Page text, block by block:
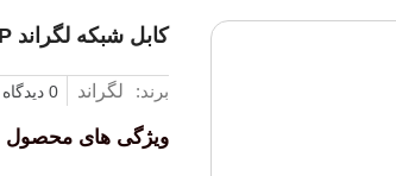
کابل شبکه لگراند CAT6UTP تست پیرمننت
برند: لگراند 0 دیدگاه
ویژگی های محصول